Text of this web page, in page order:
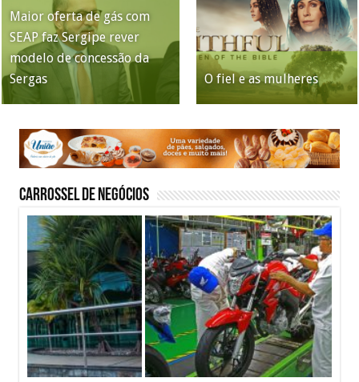
Convenções fecham o
tabuleiro da disputa pelo
Governo de Sergipe
Justiça do Trabalho
chama atenção para
assédio eleitoral
Maior oferta de gás com
SEAP faz Sergipe rever
modelo de concessão da
Sergas
O fiel e as mulheres
1° Fórum Meio Ambiente e
Tecnologias de Sergipe
acontece nesta quinta-feira,
30 de julho
Quando o Instagram
para, o seu negócio para
também?
Carrossel de Negócios